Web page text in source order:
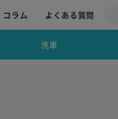
コラム よくある質問
洗車